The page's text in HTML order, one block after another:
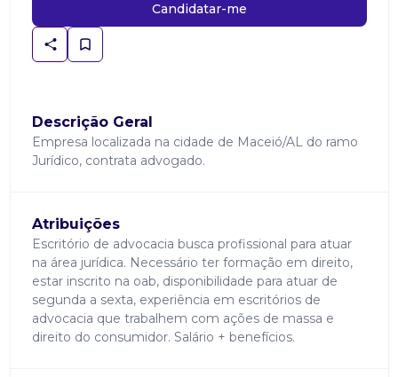
Candidatar-me
Descrição Geral
Empresa localizada na cidade de Maceió/AL do ramo
Jurídico, contrata advogado.
Atribuições
Escritório de advocacia busca profissional para atuar
na área jurídica. Necessário ter formação em direito,
estar inscrito na oab, disponibilidade para atuar de
segunda a sexta, experiência em escritórios de
advocacia que trabalhem com ações de massa e
direito do consumidor. Salário + benefícios.